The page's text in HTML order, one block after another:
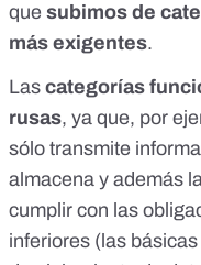
que subimos de
más exigentes.
Las categorías
rusas, ya que, por
sólo transmite
almacena y además
cumplir con las
inferiores (las